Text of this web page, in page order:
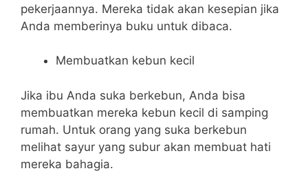
pekerjaannya. Mereka tidak akan kesepian jika
Anda memberinya buku untuk dibaca.
Membuatkan kebun kecil
Jika ibu Anda suka berkebun, Anda bisa
membuatkan mereka kebun kecil di samping
rumah. Untuk orang yang suka berkebun
melihat sayur yang subur akan membuat hati
mereka bahagia.